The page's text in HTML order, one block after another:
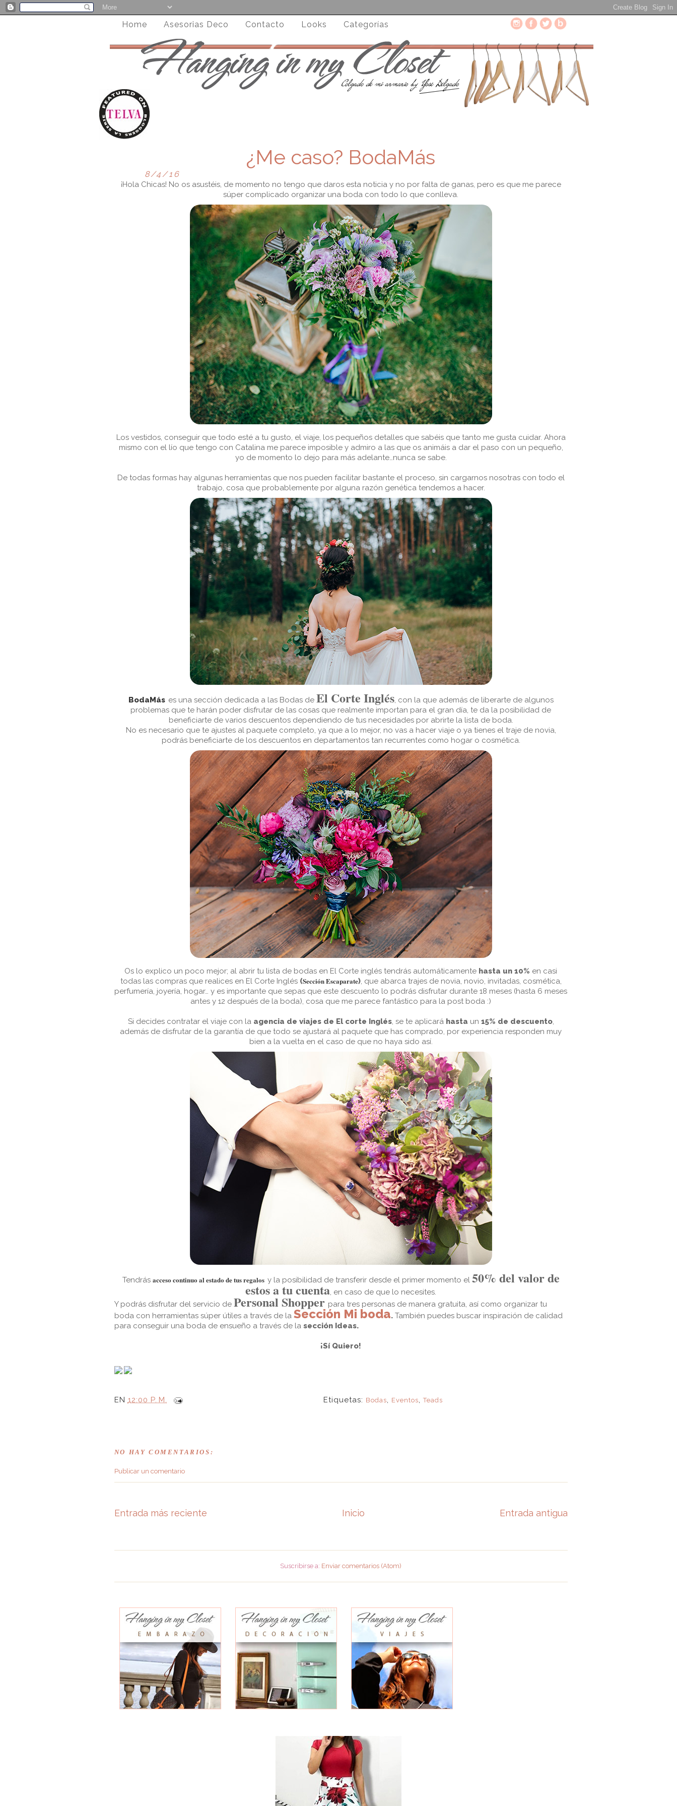
Home Asesorias Deco Contacto Looks Categorías
8/4/16
¿Me caso? BodaMás
¡Hola Chicas! No os asustéis, de momento no tengo que daros esta noticia y no por falta de ganas, pero es que me parece
súper complicado organizar una boda con todo lo que conlleva.
Los vestidos, conseguir que todo esté a tu gusto, el viaje, los pequeños detalles que sabéis que tanto me gusta cuidar. Ahora
mismo con el lío que tengo con Catalina me parece imposible y admiro a las que os animáis a dar el paso con un pequeño,
yo de momento lo dejo para más adelante…nunca se sabe.
De todas formas hay algunas herramientas que nos pueden facilitar bastante el proceso, sin cargarnos nosotras con todo el
trabajo, cosa que probablemente por alguna razón genética tendemos a hacer.
BodaMás es una sección dedicada a las Bodas de El Corte Inglés, con la que además de liberarte de algunos
problemas que te harán poder disfrutar de las cosas que realmente importan para el gran día, te da la posibilidad de
beneficiarte de varios descuentos dependiendo de tus necesidades por abrirte la lista de boda.
No es necesario que te ajustes al paquete completo, ya que a lo mejor, no vas a hacer viaje o ya tienes el traje de novia,
podrás beneficiarte de los descuentos en departamentos tan recurrentes como hogar o cosmética.
Os lo explico un poco mejor; al abrir tu lista de bodas en El Corte inglés tendrás automáticamente hasta un 10% en casi
todas las compras que realices en El Corte Inglés(Sección Escaparate), que abarca trajes de novia, novio, invitadas, cosmética,
perfumería, joyería, hogar… y es importante que sepas que este descuento lo podrás disfrutar durante 18 meses (hasta 6 meses
antes y 12 después de la boda), cosa que me parece fantástico para la post boda :)
Si decides contratar el viaje con la agencia de viajes de El corte Inglés, se te aplicará hasta un 15% de descuento,
además de disfrutar de la garantía de que todo se ajustará al paquete que has comprado, por experiencia responden muy
bien a la vuelta en el caso de que no haya sido así.
Tendrás acceso continuo al estado de tus regalos y la posibilidad de transferir desde el primer momento el 50% del valor de
estos a tu cuenta , en caso de que lo necesites.
Y podrás disfrutar del servicio de Personal Shopper para tres personas de manera gratuita, así como organizar tu
boda con herramientas súper útiles a través de la Sección Mi boda.También puedes buscar inspiración de calidad
para conseguir una boda de ensueño a través de la sección Ideas.
¡Sí Quiero!
EN 12:00 P. M. Etiquetas: Bodas, Eventos,Teads
NO HAY COMENTARIOS:
Publicar un comentario
Entrada más reciente Entrada antigua
Inicio
Suscribirse a: Enviar comentarios (Atom)